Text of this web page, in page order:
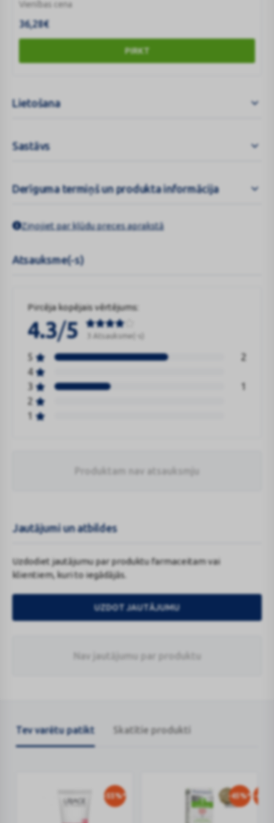
Vienības cena
36,28€
PIRKT
Lietošana
Sastāvs
Derīguma termiņš un produkta informācija
Ziņojiet par kļūdu preces aprakstā
Atsauksme(-s)
Pircēja kopējais vērtējums:
4.3/5 3 Atsauksme(-s)
5
2
4
3
1
2
1
Produktam nav atsauksmju
Jautājumi un atbildes
Uzdodiet jautājumu par produktu farmaceitam vai
klientiem, kuri to iegādājās.
UZDOT JAUTĀJUMU
Nav jautājumu par produktu
Tev varētu patikt Skatītie produkti
-55%* -45%* -